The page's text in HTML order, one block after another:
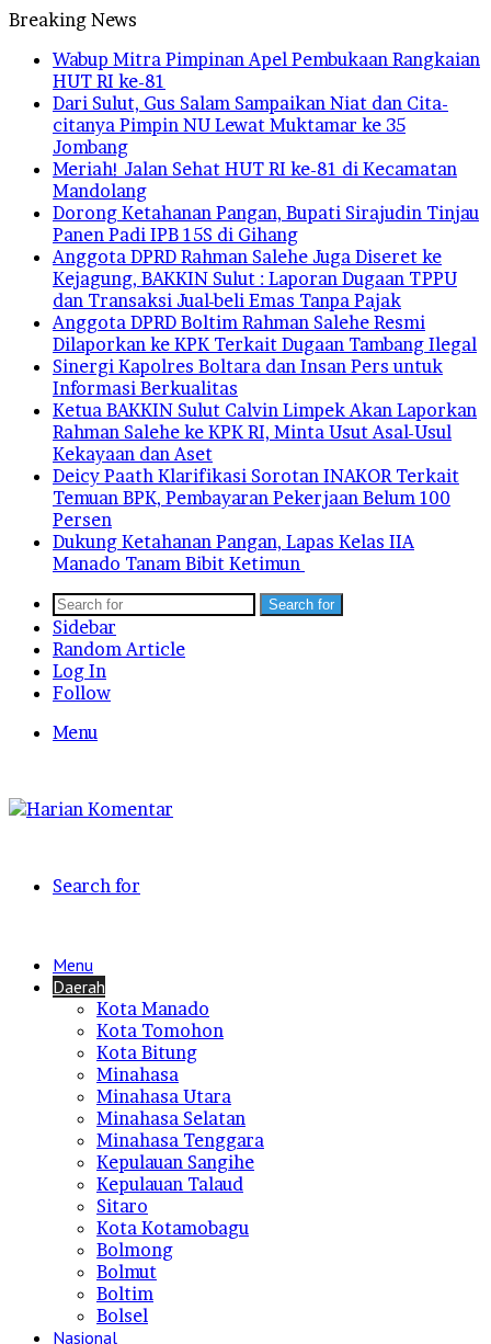
Breaking News
Wabup Mitra Pimpinan Apel Pembukaan Rangkaian
HUT RI ke-81
Dari Sulut, Gus Salam Sampaikan Niat dan Cita-
citanya Pimpin NU Lewat Muktamar ke 35
Jombang
Meriah! Jalan Sehat HUT RI ke-81 di Kecamatan
Mandolang
Dorong Ketahanan Pangan, Bupati Sirajudin Tinjau
Panen Padi IPB 15S di Gihang
Anggota DPRD Rahman Salehe Juga Diseret ke
Kejagung, BAKKIN Sulut : Laporan Dugaan TPPU
dan Transaksi Jual-beli Emas Tanpa Pajak
Anggota DPRD Boltim Rahman Salehe Resmi
Dilaporkan ke KPK Terkait Dugaan Tambang Ilegal
Sinergi Kapolres Boltara dan Insan Pers untuk
Informasi Berkualitas
Ketua BAKKIN Sulut Calvin Limpek Akan Laporkan
Rahman Salehe ke KPK RI, Minta Usut Asal-Usul
Kekayaan dan Aset
Deicy Paath Klarifikasi Sorotan INAKOR Terkait
Temuan BPK, Pembayaran Pekerjaan Belum 100
Persen
Dukung Ketahanan Pangan, Lapas Kelas IIA
Manado Tanam Bibit Ketimun
Search for
Sidebar
Random Article
Log In
Follow
Menu
Search for
Menu
Daerah
Kota Manado
Kota Tomohon
Kota Bitung
Minahasa
Minahasa Utara
Minahasa Selatan
Minahasa Tenggara
Kepulauan Sangihe
Kepulauan Talaud
Sitaro
Kota Kotamobagu
Bolmong
Bolmut
Boltim
Bolsel
Nasional